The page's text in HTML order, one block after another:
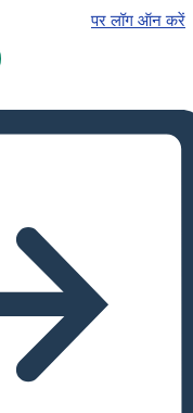
पर लॉग ऑन करें